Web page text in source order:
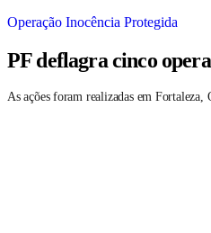
Operação Inocência Protegida
PF deflagra cinco
As ações foram realizadas em Fortaleza,